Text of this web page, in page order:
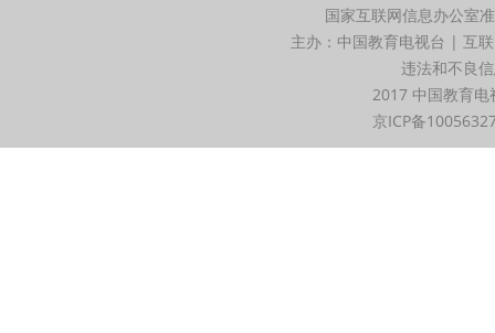
国家互联网信息办公室
主办：中国教育电视台 | 互
违法和不良
2017 中国教育
京ICP备